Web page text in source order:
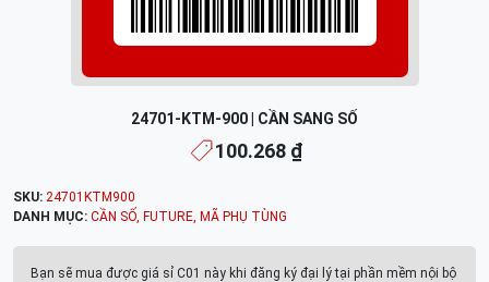
24701-KTM-900 | CẦN SANG SỐ
100.268 ₫
SKU: 24701KTM900
DANH MỤC: CẦN SỐ, FUTURE, MÃ PHỤ TÙNG
Bạn sẽ mua được giá sỉ C01 này khi đăng ký đại lý tại phần mềm nội bộ